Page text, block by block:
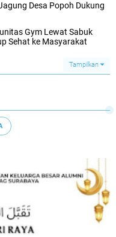
Desa Popoh Dukung
Gym Lewat Sabuk
Sehat ke Masyarakat
Tampilkan